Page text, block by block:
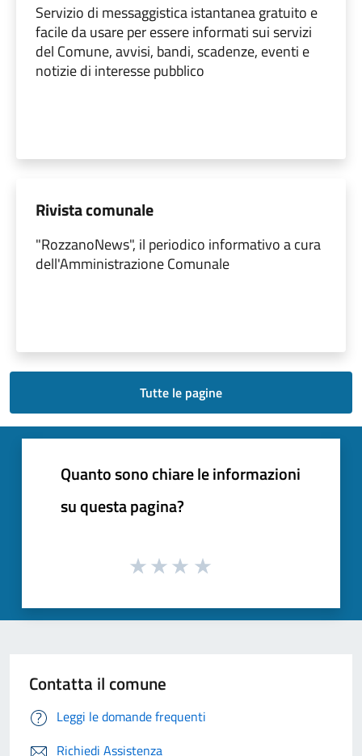
Servizio di messaggistica istantanea gratuito e
facile da usare per essere informati sui servizi
del Comune, avvisi, bandi, scadenze, eventi e
notizie di interesse pubblico
Rivista comunale
"RozzanoNews", il periodico informativo a cura
dell'Amministrazione Comunale
Tutte le pagine
Quanto sono chiare le informazioni
su questa pagina?
Contatta il comune
Leggi le domande frequenti
Richiedi Assistenza